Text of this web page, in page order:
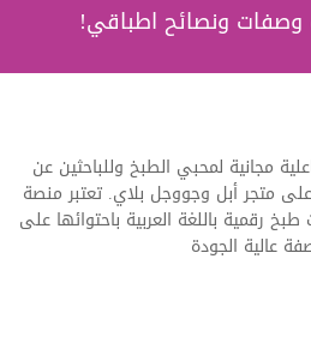
ونصائح اطباقي!
مجانية لمحبي الطبخ وللباحثين عن
متجر أبل وجووجل بلاي. تعتبر منصة
رقمية باللغة العربية باحتوائها على